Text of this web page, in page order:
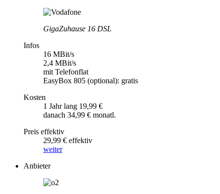
GigaZuhause 16 DSL
Infos
16 MBit/s
2,4 MBit/s
mit Telefonflat
EasyBox 805 (optional): gratis
Kosten
1 Jahr lang 19,99 €
danach 34,99 € monatl.
Preis effektiv
29,99 € effektiv
weiter
Anbieter